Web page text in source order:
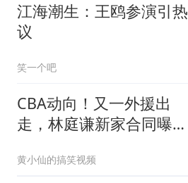
江海潮生：王鸥参演引热
议
笑一个吧
CBA动向！又一外援出
走，林庭谦新家合同曝
黄小仙的搞笑视频